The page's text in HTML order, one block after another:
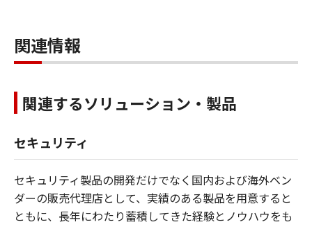
関連情報
関連するソリューション・製品
セキュリティ
セキュリティ製品の開発だけでなく国内および海外ベン
ダーの販売代理店として、実績のある製品を用意すると
ともに、長年にわたり蓄積してきた経験とノウハウをも